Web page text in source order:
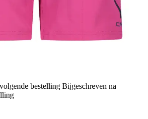
bestelling Bijgeschreven na